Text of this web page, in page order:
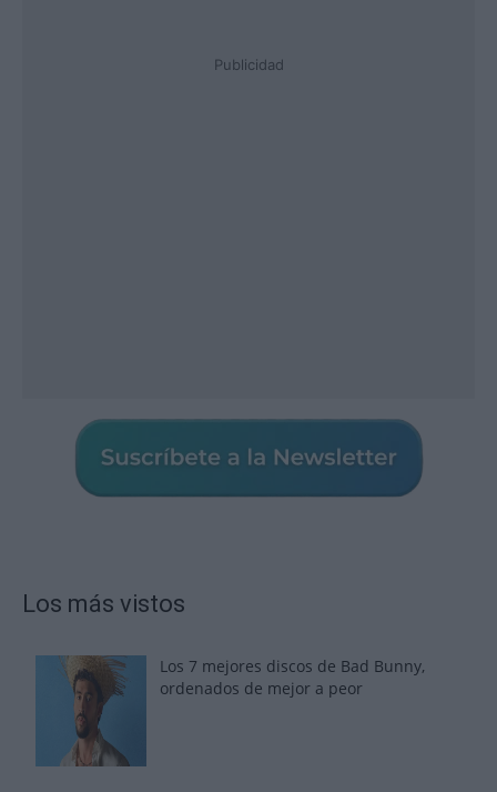
Publicidad
Los más vistos
Los 7 mejores discos de Bad Bunny,
ordenados de mejor a peor